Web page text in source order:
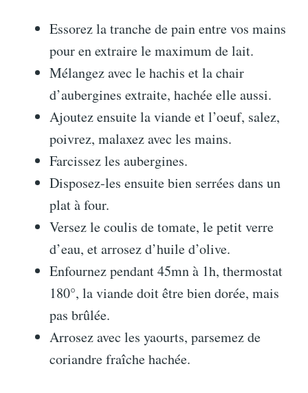
Essorez la tranche de pain entre vos mains
pour en extraire le maximum de lait.
Mélangez avec le hachis et la chair
d’aubergines extraite, hachée elle aussi.
Ajoutez ensuite la viande et l’oeuf, salez,
poivrez, malaxez avec les mains.
Farcissez les aubergines.
Disposez-les ensuite bien serrées dans un
plat à four.
Versez le coulis de tomate, le petit verre
d’eau, et arrosez d’huile d’olive.
Enfournez pendant 45mn à 1h, thermostat
180°, la viande doit être bien dorée, mais
pas brûlée.
Arrosez avec les yaourts, parsemez de
coriandre fraîche hachée.